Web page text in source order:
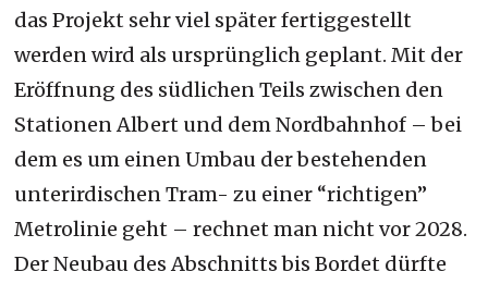
das Projekt sehr viel später fertiggestellt
werden wird als ursprünglich geplant. Mit der
Eröffnung des südlichen Teils zwischen den
Stationen Albert und dem Nordbahnhof – bei
dem es um einen Umbau der bestehenden
unterirdischen Tram- zu einer “richtigen”
Metrolinie geht – rechnet man nicht vor 2028.
Der Neubau des Abschnitts bis Bordet dürfte